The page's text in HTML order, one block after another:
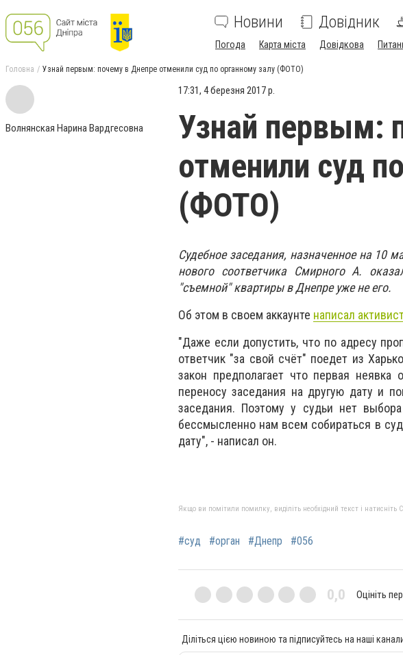
Новини Довідник
Погода Карта міста Довідкова
Головна Узнай первым: почему в Днепре отменили суд по органному залу (ФОТО)
Волнянская Нарина Вардгесовна
17:31, 4 березня 2017 р.
Узнай первым:
отменили суд
(ФОТО)
Судебное заседания, назначенное на 10
нового соответчика Смирного А.
"съемной" квартиры в Днепре уже не его.
Об этом в своем аккаунте написал
"Даже если допустить, что по адресу
ответчик "за свой счёт" поедет из
закон предполагает что первая
переносу заседания на другую дату и
заседания. Поэтому у судьи нет
бессмысленно нам всем собираться в
дату", - написал он.
Якщо ви помітили помилку, виділіть необхідний текст і
#суд #орган #Днепр #056
0,0 Оцініть
Діліться цією новиною та підписуйтесь на наші